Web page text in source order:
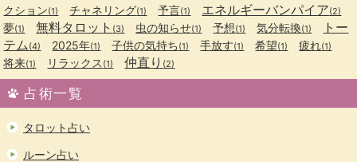
クション(1) チャネリング(1) 予言(1) エネルギーバンパイア(2)
夢(1) 無料タロット (3) 虫の知らせ(1) 予想(1) 気分転換(1)
トー
テム (4) 2025年(1) 子供の気持ち(1) 手放す(1) 希望(1) 疲れ(1)
将来(1) リラックス (1) 仲直り (2)
占術一覧
タロット占い
ルーン占い